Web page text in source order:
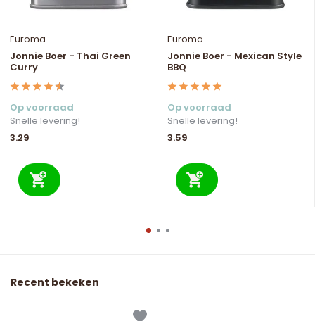
Euroma
Jonnie Boer - Thai Green
Curry
Op voorraad
Snelle levering!
3.29
Euroma
Jonnie Boer - Mexican Style
BBQ
Op voorraad
Snelle levering!
3.59
Recent bekeken